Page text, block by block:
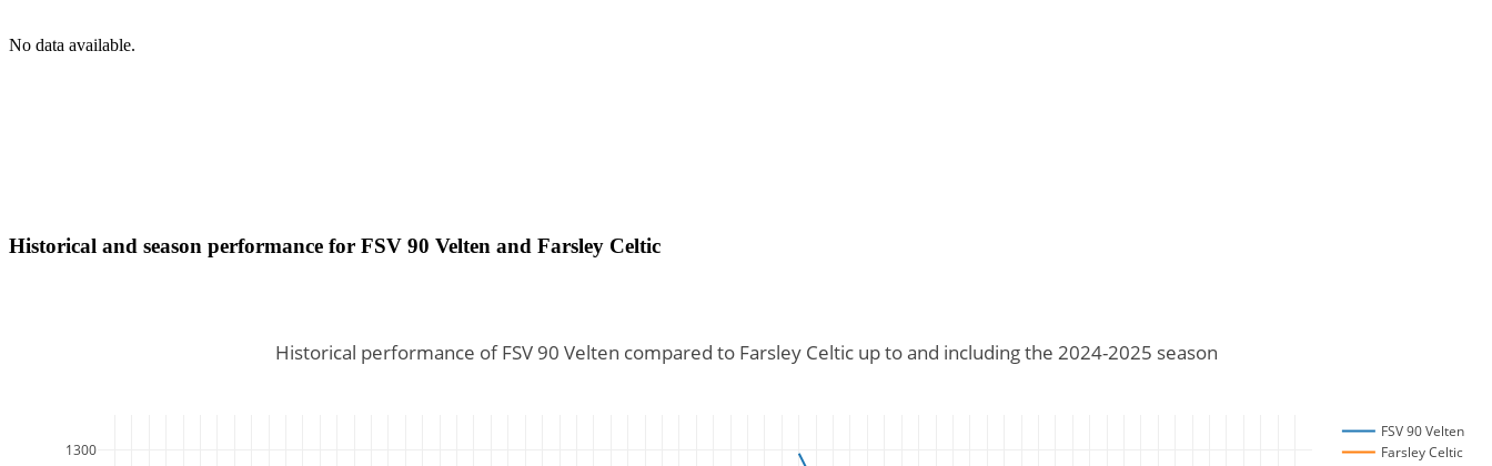
No data available.
Historical and season performance for FSV 90 Velten and Farsley Celtic
1300
FSV 90 Velten
Farsley Celtic
Historical performance of FSV 90 Velten compared to Farsley Celtic up to and including the 2024-2025 season